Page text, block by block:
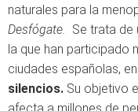
naturales para la
Desfógate. Se trata de
la que han participado
ciudades españolas,
silencios. Su objetivo